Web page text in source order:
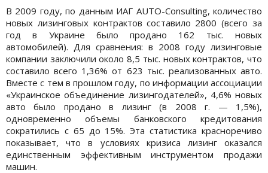
В 2009 году, по данным ИАГ AUTO-Consulting, количество
новых лизинговых контрактов составило 2800 (всего за
год в Украине было продано 162 тыс. новых
автомобилей). Для сравнения: в 2008 году лизинговые
компании заключили около 8,5 тыс. новых контрактов, что
составило всего 1,36% от 623 тыс. реализованных авто.
Вместе с тем в прошлом году, по информации ассоциации
«Украинское объединение лизингодателей», 4,6% новых
авто было продано в лизинг (в 2008 г. — 1,5%),
одновременно объемы банковского кредитования
сократились с 65 до 15%. Эта статистика красноречиво
показывает, что в условиях кризиса лизинг оказался
единственным эффективным инструментом продажи
машин.